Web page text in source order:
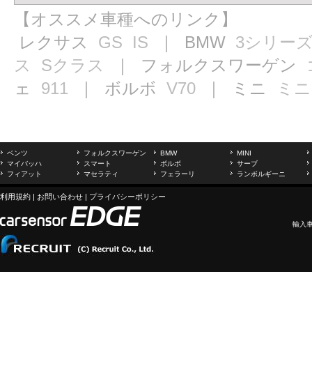
【オススメ車種へのリンク】
レクサス GS IS ｜ BMW 3シリー
ス
Sクラス ｜ フォルクスワーゲン
ェ 911 ｜ ボルボ V70 ｜ ミニ ミニ
ベンツ フォルクスワーゲン BMW
MINI
マイバッハ
スマート ボルボ
サーブ
フィアット
マセラティ フェラーリ ランボルギーニ
利用規約 | お問い合わせ | プライバシーポリシー
輸入